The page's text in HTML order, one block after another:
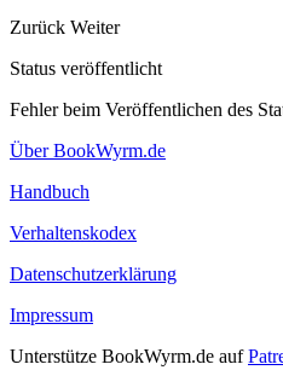
Zurück Weiter
Status veröffentlicht
Fehler beim Veröffentlichen des
Über BookWyrm.de
Handbuch
Verhaltenskodex
Datenschutzerklärung
Impressum
Unterstütze BookWyrm.de auf